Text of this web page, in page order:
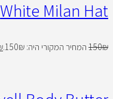
White Milan Hat
150₪ המחיר המקורי היה: 150₪.